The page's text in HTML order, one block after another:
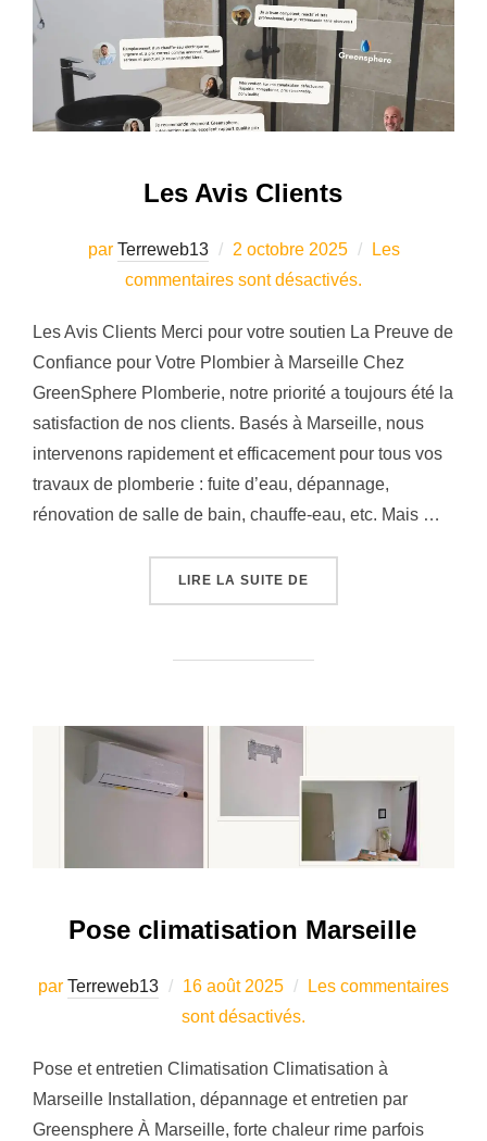
Les Avis Clients
par Terreweb13
Publié
le
2 octobre 2025
Les
commentaires sont désactivés.
Les Avis Clients Merci pour votre soutien La Preuve de
Confiance pour Votre Plombier à Marseille Chez
GreenSphere Plomberie, notre priorité a toujours été la
satisfaction de nos clients. Basés à Marseille, nous
intervenons rapidement et efficacement pour tous vos
travaux de plomberie : fuite d’eau, dépannage,
rénovation de salle de bain, chauffe-eau, etc. Mais …
LIRE LA SUITE DE
Pose climatisation Marseille
par Terreweb13
Publié
le
16 août 2025
Les commentaires
sont désactivés.
Pose et entretien Climatisation Climatisation à
Marseille Installation, dépannage et entretien par
Greensphere À Marseille, forte chaleur rime parfois